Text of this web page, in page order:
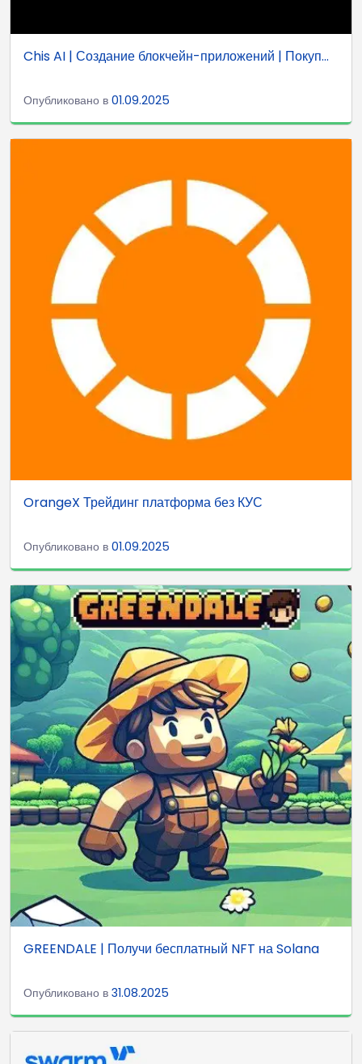
Chis AI | Создание блокчейн-приложений | Покуп...
Опубликовано в 01.09.2025
OrangeX Трейдинг платформа без КУС
Опубликовано в 01.09.2025
GREENDALE | Получи бесплатный NFT на Solana
Опубликовано в 31.08.2025